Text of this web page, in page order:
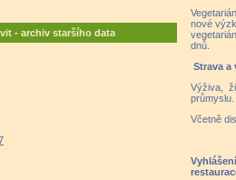
- archiv staršího data
nové
dnů.
Strava a
Výživa,
průmyslu.
Včetně